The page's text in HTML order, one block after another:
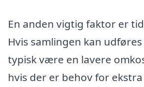
En anden vigtig faktor er
Hvis samlingen kan
typisk være en lavere
hvis der er behov for